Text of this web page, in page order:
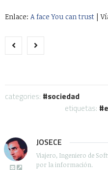
Enlace: A face You can trust |
categories:
sociedad
etiquetas:
JOSECE
Viajero, Ingeniero de
por la información.